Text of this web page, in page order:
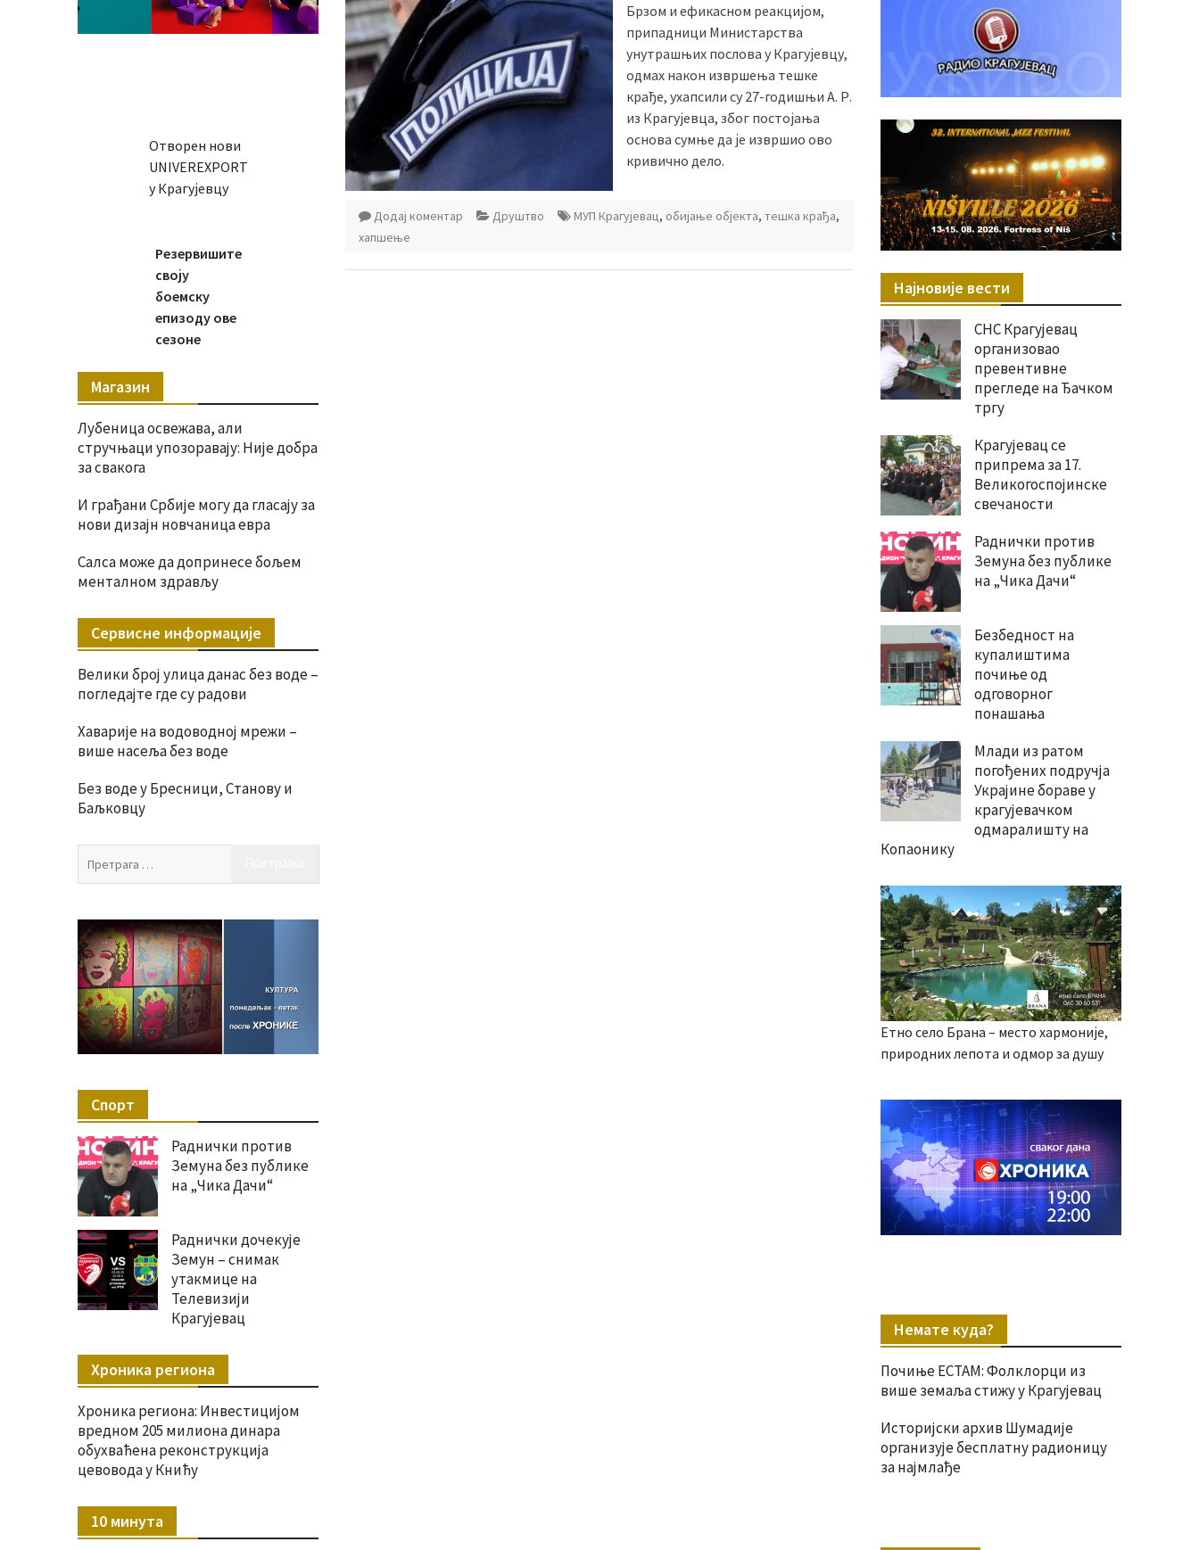
Брзом и ефикасном реакцијом,
припадници Министарства
унутрашњих послова у Крагујевцу,
одмах након извршења тешке
крађе, ухапсили су 27-годишњи А. Р.
из Крагујевца, због постојања
основа сумње да је извршио ово
кривично дело.
Додај коментар Друштво МУП Крагујевац, обијање објекта, тешка крађа,
хапшење
Најновије вести
СНС Крагујевац
организовао
превентивне
прегледе на Ђачком
тргу
Крагујевац се
припрема за 17.
Великогоспојинске
свечаности
Раднички против
Земуна без публике
на „Чика Дачи“
Безбедност на
купалиштима
почиње од
одговорног
понашања
Млади из ратом
погођених подручја
Украјине бораве у
крагујевачком
одмаралишту на
Копаонику
Етно село Брана – место хармоније,
природних лепота и одмор за душу
Немате куда?
Почиње ЕСТАМ: Фолклорци из
више земаља стижу у Крагујевац
Историјски архив Шумадије
организује бесплатну радионицу
за најмлађе
Отворен нови
UNIVEREXPORT
у Крагујевцу
Резервишите
своју
боемску
епизоду ове
сезоне
Магазин
Лубеница освежава, али
стручњаци упозоравају: Није добра
за свакога
И грађани Србије могу да гласају за
нови дизајн новчаница евра
Салса може да допринесе бољем
менталном здрављу
Сервисне информације
Велики број улица данас без воде –
погледајте где су радови
Хаварије на водоводној мрежи –
више насеља без воде
Без воде у Бресници, Станову и
Баљковцу
Спорт
Раднички против
Земуна без публике
на „Чика Дачи“
Раднички дочекује
Земун – снимак
утакмице на
Телевизији
Крагујевац
Хроника региона
Хроника региона: Инвестицијом
вредном 205 милиона динара
обухваћена реконструкција
цевовода у Книћу
10 минута